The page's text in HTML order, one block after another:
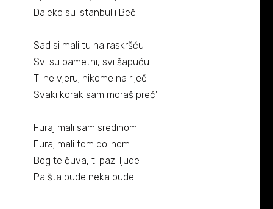
Kontakt
Daleko su Istanbul i Beč
Sad si mali tu na raskršću
Svi su pametni, svi šapuću
Ti ne vjeruj nikome na riječ
Svaki korak sam moraš preć'
Furaj mali sam sredinom
Furaj mali tom dolinom
Bog te čuva, ti pazi ljude
Pa šta bude neka bude